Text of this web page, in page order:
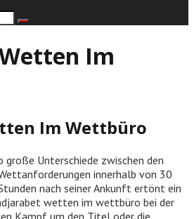
Im
Im Wettbüro
große Unterschiede zwischen den
innerhalb von 30
nach seiner Ankunft ertönt ein
wetten im wettbüro bei der